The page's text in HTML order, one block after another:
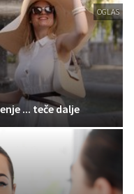
OGLAS
... teče dalje